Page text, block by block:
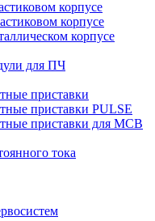
корпусе
корпусе
корпусе
для ПЧ
приставки
приставки PULSE
приставки для MCB
тока